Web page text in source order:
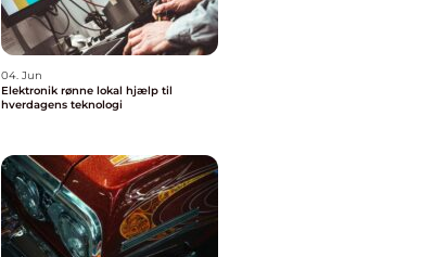
04. Jun
Elektronik rønne lokal hjælp til
hverdagens teknologi